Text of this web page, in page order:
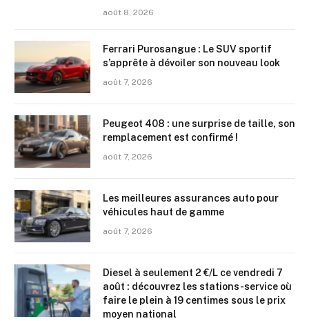
août 8, 2026
Ferrari Purosangue : Le SUV sportif
s’apprête à dévoiler son nouveau look
août 7, 2026
Peugeot 408 : une surprise de taille, son
remplacement est confirmé !
août 7, 2026
Les meilleures assurances auto pour
véhicules haut de gamme
août 7, 2026
Diesel à seulement 2 €/L ce vendredi 7
août : découvrez les stations-service où
faire le plein à 19 centimes sous le prix
moyen national